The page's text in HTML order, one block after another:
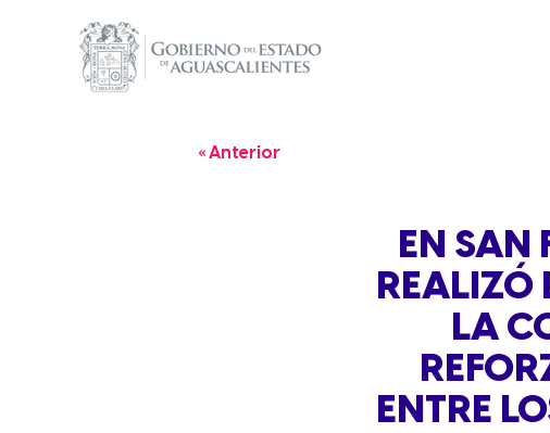
« Anterior
EN SAN
REALIZÓ
LA
ENTRE